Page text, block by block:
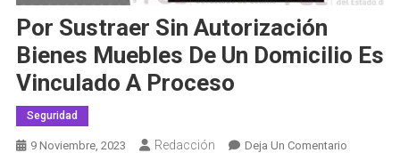
Por Sustraer Sin Autorización
Bienes Muebles De Un Domicilio Es
Vinculado A Proceso
Seguridad
9 Noviembre, 2023 Redacción Deja Un ComentarioEn